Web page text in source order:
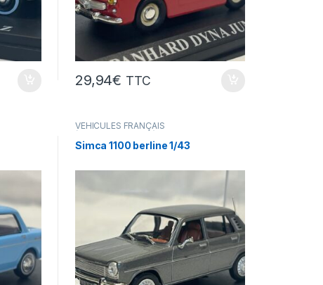
29,94€ TTC
VÉHICULES FRANÇAIS
(voitures,camions...)
Simca 1100 berline 1/43